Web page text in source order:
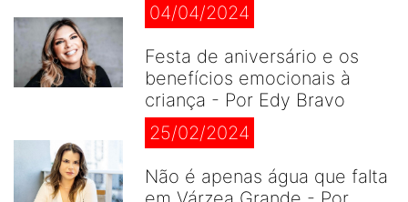
04/04/2024
Festa de aniversário e os
benefícios emocionais à
criança - Por Edy Bravo
25/02/2024
Não é apenas água que falta